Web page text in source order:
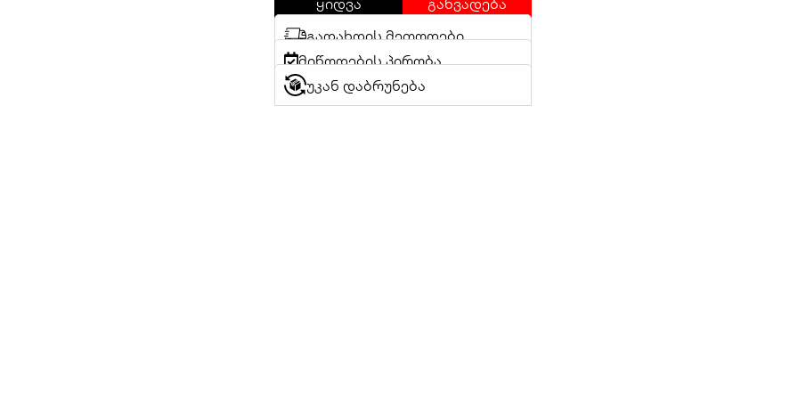
ყიდვა
განვადება
გადახდის მეთოდები
მიწოდების პირობა
უკან დაბრუნება